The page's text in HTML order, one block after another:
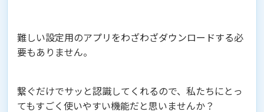
難しい設定用のアプリをわざわざダウンロードする必
要もありません。
繋ぐだけでサッと認識してくれるので、私たちにとっ
てもすごく使いやすい機能だと思いませんか？